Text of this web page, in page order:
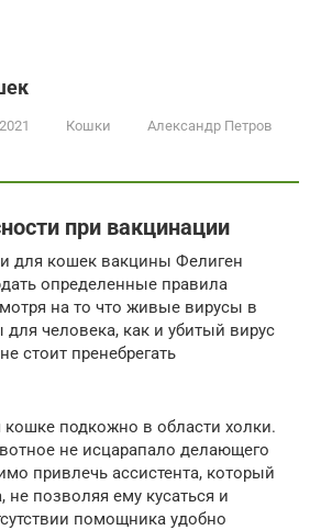
Кошки Александр Петров
при вакцинации
для кошек вакцины Фелиген
определенные правила
на то что живые вирусы в
человека, как и убитый вирус
стоит пренебрегать
кошке подкожно в области холки.
не исцарапало делающего
привлечь ассистента, который
не позволяя ему кусаться и
помощника удобно